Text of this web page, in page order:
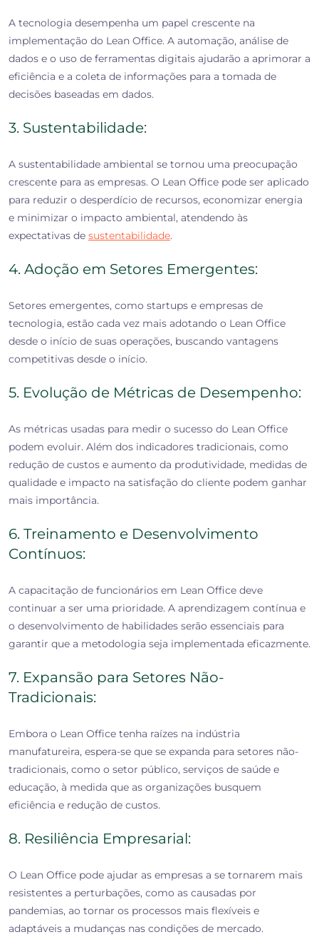
A tecnologia desempenha um papel crescente na
implementação do Lean Office. A automação, análise de
dados e o uso de ferramentas digitais ajudarão a aprimorar a
eficiência e a coleta de informações para a tomada de
decisões baseadas em dados.
3. Sustentabilidade:
A sustentabilidade ambiental se tornou uma preocupação
crescente para as empresas. O Lean Office pode ser aplicado
para reduzir o desperdício de recursos, economizar energia
e minimizar o impacto ambiental, atendendo às
expectativas de sustentabilidade.
4. Adoção em Setores Emergentes:
Setores emergentes, como startups e empresas de
tecnologia, estão cada vez mais adotando o Lean Office
desde o início de suas operações, buscando vantagens
competitivas desde o início.
5. Evolução de Métricas de Desempenho:
As métricas usadas para medir o sucesso do Lean Office
podem evoluir. Além dos indicadores tradicionais, como
redução de custos e aumento da produtividade, medidas de
qualidade e impacto na satisfação do cliente podem ganhar
mais importância.
6. Treinamento e Desenvolvimento
Contínuos:
A capacitação de funcionários em Lean Office deve
continuar a ser uma prioridade. A aprendizagem contínua e
o desenvolvimento de habilidades serão essenciais para
garantir que a metodologia seja implementada eficazmente.
7. Expansão para Setores Não-
Tradicionais:
Embora o Lean Office tenha raízes na indústria
manufatureira, espera-se que se expanda para setores não-
tradicionais, como o setor público, serviços de saúde e
educação, à medida que as organizações busquem
eficiência e redução de custos.
8. Resiliência Empresarial:
O Lean Office pode ajudar as empresas a se tornarem mais
resistentes a perturbações, como as causadas por
pandemias, ao tornar os processos mais flexíveis e
adaptáveis a mudanças nas condições de mercado.